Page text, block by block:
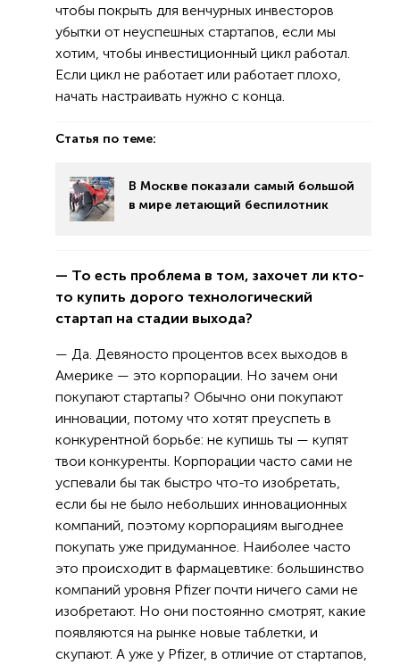
чтобы покрыть для венчурных инвесторов
убытки от неуспешных стартапов, если мы
хотим, чтобы инвестиционный цикл работал.
Если цикл не работает или работает плохо,
начать настраивать нужно с конца.
Статья по теме:
В Москве показали самый большой
в мире летающий беспилотник
— То есть проблема в том, захочет ли кто-
то купить дорого технологический
стартап на стадии выхода?
— Да. Девяносто процентов всех выходов в
Америке — это корпорации. Но зачем они
покупают стартапы? Обычно они покупают
инновации, потому что хотят преуспеть в
конкурентной борьбе: не купишь ты — купят
твои конкуренты. Корпорации часто сами не
успевали бы так быстро что-то изобретать,
если бы не было небольших инновационных
компаний, поэтому корпорациям выгоднее
покупать уже придуманное. Наиболее часто
это происходит в фармацевтике: большинство
компаний уровня Pfizer почти ничего сами не
изобретают. Но они постоянно смотрят, какие
появляются на рынке новые таблетки, и
скупают. А уже у Pfizer, в отличие от стартапов,